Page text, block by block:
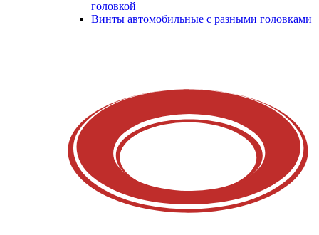
головкой
Винты автомобильные с разными головками